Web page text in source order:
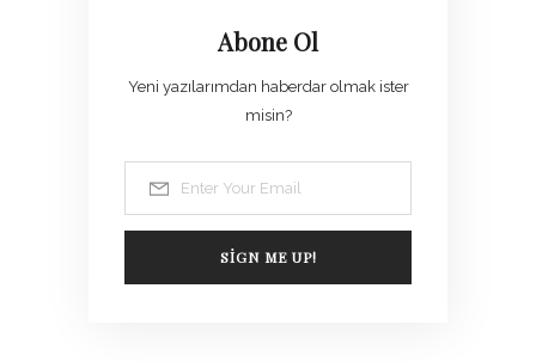
Abone Ol
Yeni yazılarımdan haberdar olmak ister
misin?
SIGN ME UP!